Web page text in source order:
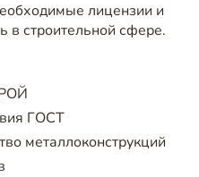
лицензии и
в строительной сфере.
ГОСТ
металлоконструкций